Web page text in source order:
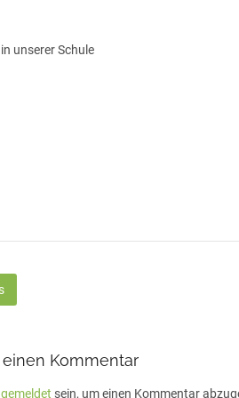
unserer Schule
Kommentar
sein, um einen Kommentar